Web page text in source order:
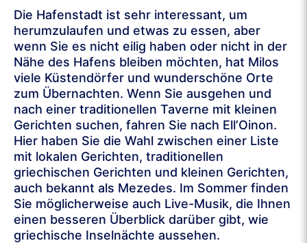
Die Hafenstadt ist sehr interessant, um
herumzulaufen und etwas zu essen, aber
wenn Sie es nicht eilig haben oder nicht in der
Nähe des Hafens bleiben möchten, hat Milos
viele Küstendörfer und wunderschöne Orte
zum Übernachten. Wenn Sie ausgehen und
nach einer traditionellen Taverne mit kleinen
Gerichten suchen, fahren Sie nach Ell’Oinon.
Hier haben Sie die Wahl zwischen einer Liste
mit lokalen Gerichten, traditionellen
griechischen Gerichten und kleinen Gerichten,
auch bekannt als Mezedes. Im Sommer finden
Sie möglicherweise auch Live-Musik, die Ihnen
einen besseren Überblick darüber gibt, wie
griechische Inselnächte aussehen.